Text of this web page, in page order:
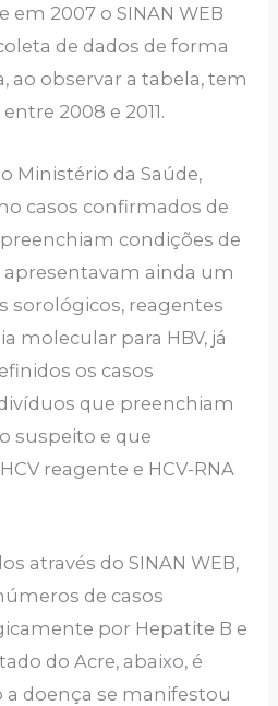
em 2007 o SINAN WEB
de dados de forma
ao observar a tabela, tem
2008 e 2011.
Ministério da Saúde,
casos confirmados de
condições de
apresentavam ainda um
sorológicos, reagentes
molecular para HBV, já
os casos
que preenchiam
suspeito e que
reagente e HCV-RNA
através do SINAN WEB,
de casos
por Hepatite B e
do Acre, abaixo, é
doença se manifestou